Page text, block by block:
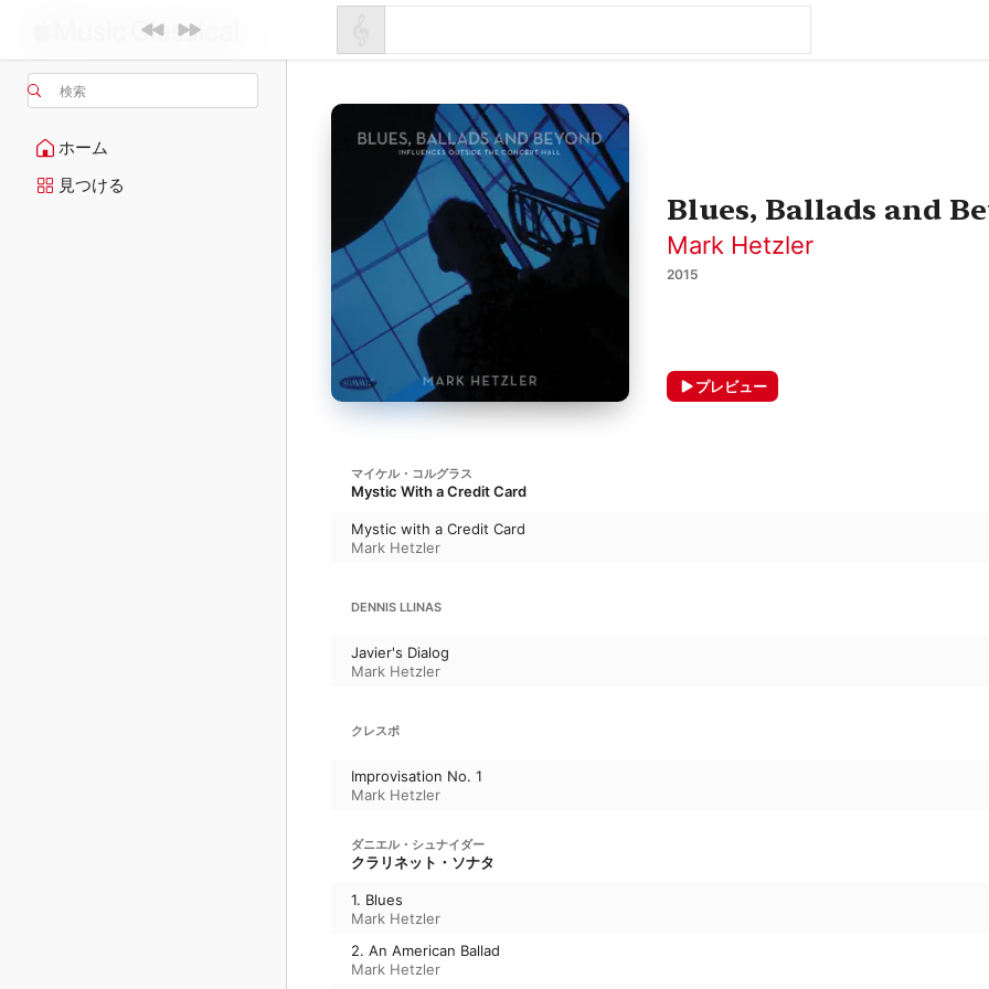
検索
ホーム
見つける
Blues, Ballads and
Mark Hetzler
2015
プレビュー
マイケル・コルグラス
Mystic With a Credit Card
Mystic with a Credit Card
Mark Hetzler
DENNIS LLINAS
Javier's Dialog
Mark Hetzler
クレスポ
Improvisation No. 1
Mark Hetzler
ダニエル・シュナイダー
クラリネット・ソナタ
1. Blues
Mark Hetzler
2. An American Ballad
Mark Hetzler